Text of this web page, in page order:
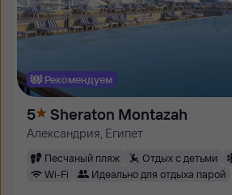
Рекомендуем
5 Sheraton Montazah
Александрия, Египет
Песчаный пляж Отдых с детьми
Wi-Fi
Идеально для отдыха парой